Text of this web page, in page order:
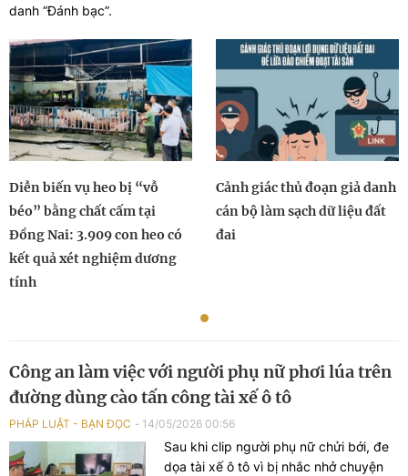
danh “Đánh bạc”.
Diễn biến vụ heo bị “vỗ
béo” bằng chất cấm tại
Đồng Nai: 3.909 con heo có
kết quả xét nghiệm dương
tính
Cảnh giác thủ đoạn giả danh
cán bộ làm sạch dữ liệu đất
đai
Công an làm việc với người phụ nữ phơi lúa trên
đường dùng cào tấn công tài xế ô tô
PHÁP LUẬT - BẠN ĐỌC 14/05/2026 00:56
Sau khi clip người phụ nữ chửi bới, đe
dọa tài xế ô tô vì bị nhắc nhở chuyện